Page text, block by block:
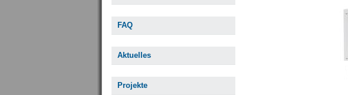
FAQ
Aktuelles
Projekte